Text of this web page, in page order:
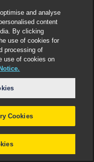
and analyse
content
By clicking
use of cookies for
processing of
use of cookies on
Cookies